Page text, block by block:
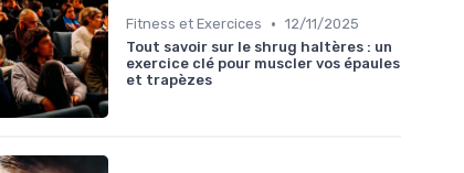
Fitness et Exercices • 12/11/2025
Tout savoir sur le shrug haltères : un
exercice clé pour muscler vos épaules
et trapèzes